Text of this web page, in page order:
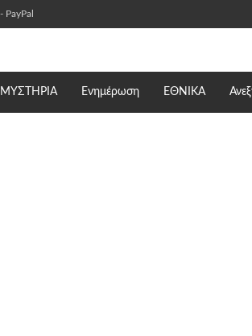
PayPal
Ενημέρωση ΕΘΝΙΚΆ